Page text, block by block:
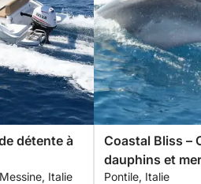
détente à
Italie
Coastal Bliss –
dauphins et
Pontile, Italie